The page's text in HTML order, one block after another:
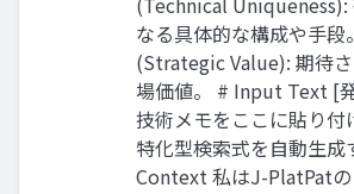
なる具体的な構成や手段
(Strategic Value): 期待
場価値。 # Input Text [
技術メモをここに貼り
特化型検索式を自動生成
Context 私はJ-PlatPatの